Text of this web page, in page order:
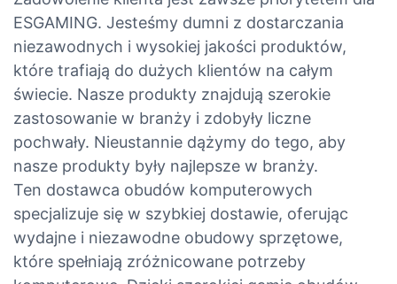
ESGAMING. Jesteśmy dumni z dostarczania
niezawodnych i wysokiej jakości produktów,
które trafiają do dużych klientów na całym
świecie. Nasze produkty znajdują szerokie
zastosowanie w branży i zdobyły liczne
pochwały. Nieustannie dążymy do tego, aby
nasze produkty były najlepsze w branży.
Ten dostawca obudów komputerowych
specjalizuje się w szybkiej dostawie, oferując
wydajne i niezawodne obudowy sprzętowe,
które spełniają zróżnicowane potrzeby